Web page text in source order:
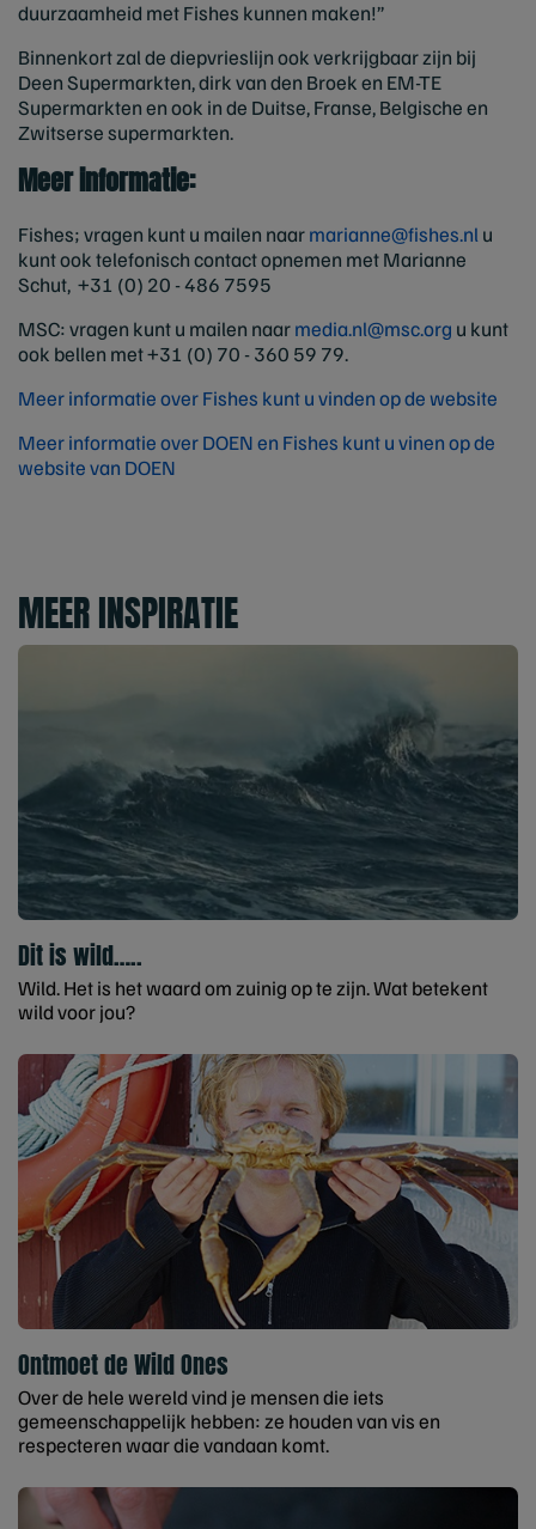
duurzaamheid met Fishes kunnen maken!”
Binnenkort zal de diepvrieslijn ook verkrijgbaar zijn bij
Deen Supermarkten, dirk van den Broek en EM-TE
Supermarkten en ook in de Duitse, Franse, Belgische en
Zwitserse supermarkten.
Meer informatie:
Fishes; vragen kunt u mailen naarmarianne@fishes.nl u
kunt ook telefonisch contact opnemen met Marianne
Schut, +31 (0) 20 - 486 7595
MSC: vragen kunt u mailen naarmedia.nl@msc.org u kunt
ook bellen met +31 (0) 70 - 360 59 79.
Meer informatie over Fishes kunt u vinden op de website
Meer informatie over DOEN en Fishes kunt u vinen op de
website van DOEN
MEER INSPIRATIE
Dit is wild…..
Wild. Het is het waard om zuinig op te zijn. Wat betekent
wild voor jou?
Ontmoet de Wild Ones
Over de hele wereld vind je mensen die iets
gemeenschappelijk hebben: ze houden van vis en
respecteren waar die vandaan komt.